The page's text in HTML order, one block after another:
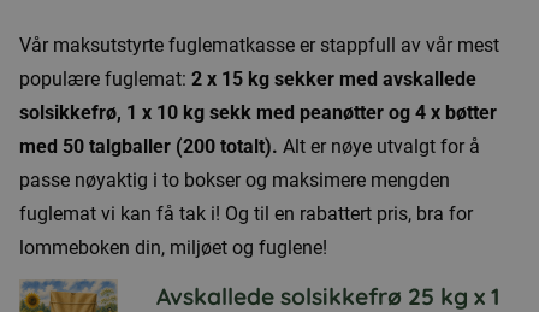
Vår maksutstyrte fuglematkasse er stappfull av vår mest
populære fuglemat: 2 x 15 kg sekker med avskallede
solsikkefrø, 1 x 10 kg sekk med peanøtter og 4 x bøtter
med 50 talgballer (200 totalt). Alt er nøye utvalgt for å
passe nøyaktig i to bokser og maksimere mengden
fuglemat vi kan få tak i! Og til en rabattert pris, bra for
lommeboken din, miljøet og fuglene!
Avskallede solsikkefrø 25 kg x 1